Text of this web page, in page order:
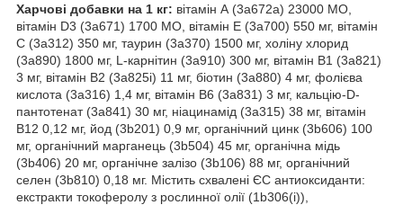
Харчові добавки на 1 кг: вітамін А (3a672a) 23000 МО,
вітамін D3 (3a671) 1700 МО, вітамін Е (3a700) 550 мг, вітамін
С (3a312) 350 мг, таурин (3a370) 1500 мг, холіну хлорид
(3a890) 1800 мг, L-карнітин (3a910) 300 мг, вітамін B1 (3a821)
3 мг, вітамін B2 (3a825i) 11 мг, біотин (3a880) 4 мг, фолієва
кислота (3a316) 1,4 мг, вітамін B6 (3a831) 3 мг, кальцію-D-
пантотенат (3a841) 30 мг, ніацинамід (3a315) 38 мг, вітамін
B12 0,12 мг, йод (3b201) 0,9 мг, органічний цинк (3b606) 100
мг, органічний марганець (3b504) 45 мг, органічна мідь
(3b406) 20 мг, органічне залізо (3b106) 88 мг, органічний
селен (3b810) 0,18 мг. Містить схвалені ЄС антиоксиданти:
екстракти токоферолу з рослинної олії (1b306(i)),